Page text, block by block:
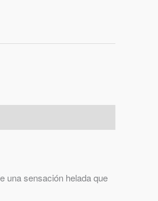
una sensación helada que